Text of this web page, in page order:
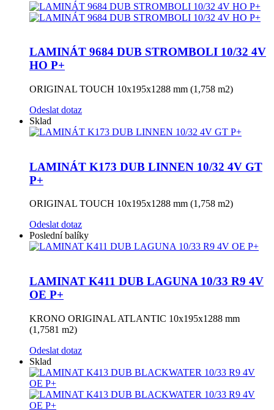
LAMINÁT 9684 DUB STROMBOLI 10/32 4V
HO P+
ORIGINAL TOUCH 10x195x1288 mm (1,758 m2)
Odeslat dotaz
Sklad
LAMINÁT K173 DUB LINNEN 10/32 4V GT
P+
ORIGINAL TOUCH 10x195x1288 mm (1,758 m2)
Odeslat dotaz
Poslední balíky
LAMINAT K411 DUB LAGUNA 10/33 R9 4V
OE P+
KRONO ORIGINAL ATLANTIC 10x195x1288 mm
(1,7581 m2)
Odeslat dotaz
Sklad